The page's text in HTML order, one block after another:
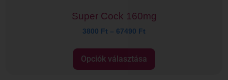
Super Cock 160mg
3800 Ft – 67490 Ft
Opciók választása